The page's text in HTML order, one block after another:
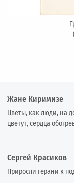
Жане Киримизе
Цветы, как люди, на
цветут, сердца
Сергей Красиков
Приросли герани к